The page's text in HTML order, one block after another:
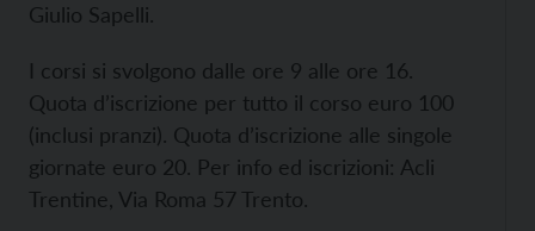
Giulio Sapelli.
I corsi si svolgono dalle ore 9 alle ore 16.
Quota d’iscrizione per tutto il corso euro 100
(inclusi pranzi). Quota d’iscrizione alle singole
giornate euro 20. Per info ed iscrizioni: Acli
Trentine, Via Roma 57 Trento.